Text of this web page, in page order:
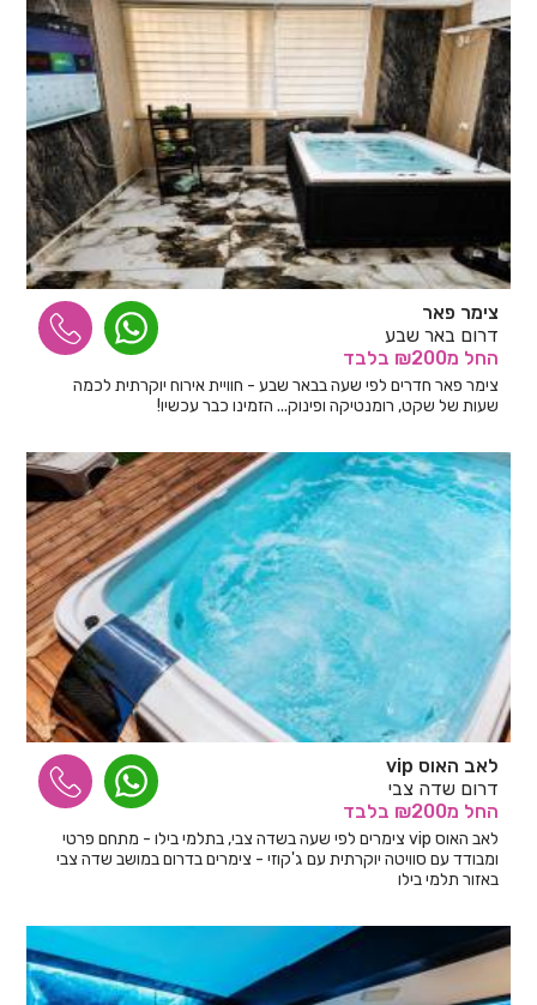
צימר פאר
דרום באר שבע
החל מ₪200 בלבד
צימר פאר חדרים לפי שעה בבאר שבע - חוויית אירוח יוקרתית לכמה
שעות של שקט, רומנטיקה ופינוק... הזמינו כבר עכשיו!
לאב האוס vip
דרום שדה צבי
החל מ₪200 בלבד
לאב האוס vip צימרים לפי שעה בשדה צבי, בתלמי בילו - מתחם פרטי
ומבודד עם סוויטה יוקרתית עם ג'קוזי - צימרים בדרום במושב שדה צבי
באזור תלמי בילו